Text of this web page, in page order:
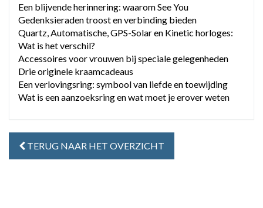
Een blijvende herinnering: waarom See You
Gedenksieraden troost en verbinding bieden
Quartz, Automatische, GPS-Solar en Kinetic horloges:
Wat is het verschil?
Accessoires voor vrouwen bij speciale gelegenheden
Drie originele kraamcadeaus
Een verlovingsring: symbool van liefde en toewijding
Wat is een aanzoeksring en wat moet je erover weten
TERUG NAAR HET OVERZICHT